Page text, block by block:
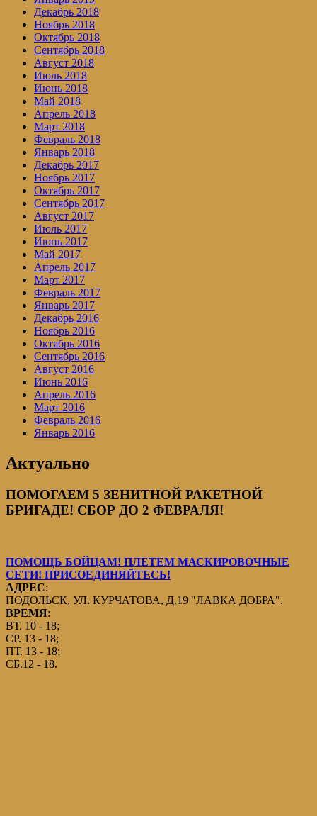
Декабрь 2018
Ноябрь 2018
Октябрь 2018
Сентябрь 2018
Август 2018
Июль 2018
Июнь 2018
Май 2018
Апрель 2018
Март 2018
Февраль 2018
Январь 2018
Декабрь 2017
Ноябрь 2017
Октябрь 2017
Сентябрь 2017
Август 2017
Июль 2017
Июнь 2017
Май 2017
Апрель 2017
Март 2017
Февраль 2017
Январь 2017
Декабрь 2016
Ноябрь 2016
Октябрь 2016
Сентябрь 2016
Август 2016
Июнь 2016
Апрель 2016
Март 2016
Февраль 2016
Январь 2016
Актуально
ПОМОГАЕМ 5 ЗЕНИТНОЙ РАКЕТНОЙ
БРИГАДЕ! СБОР ДО 2 ФЕВРАЛЯ!
ПОМОЩЬ БОЙЦАМ! ПЛЕТЕМ МАСКИРОВОЧНЫЕ
СЕТИ! ПРИСОЕДИНЯЙТЕСЬ!
АДРЕС:
ПОДОЛЬСК, УЛ. КУРЧАТОВА, Д.19 "ЛАВКА ДОБРА".
ВРЕМЯ:
ВТ. 10 - 18;
СР. 13 - 18;
ПТ. 13 - 18;
СБ.12 - 18.